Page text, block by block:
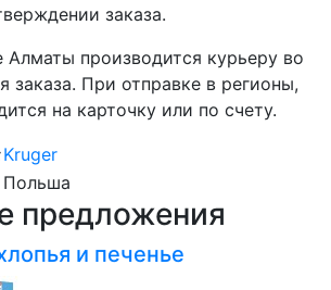
заказа.
Алматы производится курьеру во
заказа. При отправке в регионы,
на карточку или по счету.
Kruger
Польша
предложения
и печенье